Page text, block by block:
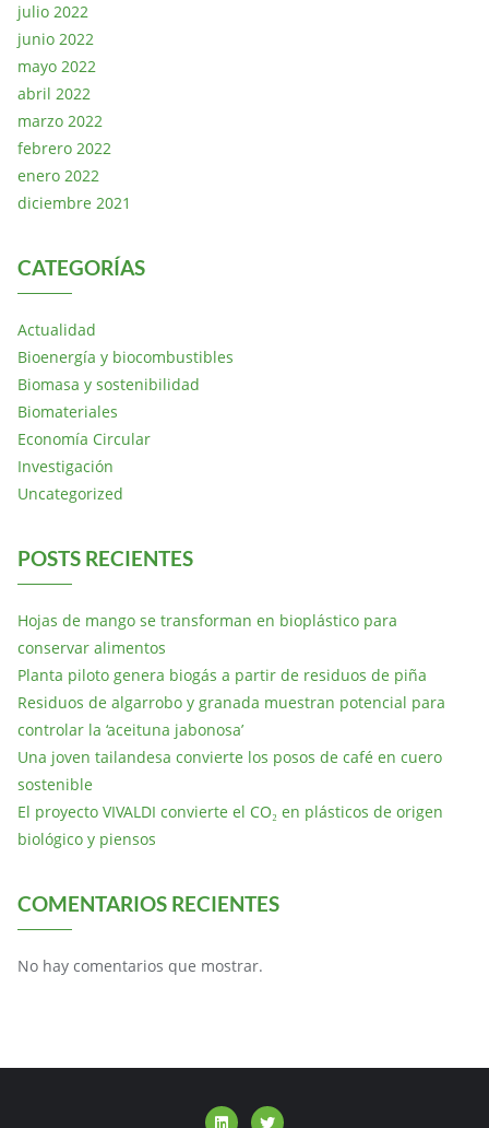
julio 2022
junio 2022
mayo 2022
abril 2022
marzo 2022
febrero 2022
enero 2022
diciembre 2021
CATEGORÍAS
Actualidad
Bioenergía y biocombustibles
Biomasa y sostenibilidad
Biomateriales
Economía Circular
Investigación
Uncategorized
POSTS RECIENTES
Hojas de mango se transforman en bioplástico para
conservar alimentos
Planta piloto genera biogás a partir de residuos de piña
Residuos de algarrobo y granada muestran potencial para
controlar la ‘aceituna jabonosa’
Una joven tailandesa convierte los posos de café en cuero
sostenible
El proyecto VIVALDI convierte el CO₂ en plásticos de origen
biológico y piensos
COMENTARIOS RECIENTES
No hay comentarios que mostrar.